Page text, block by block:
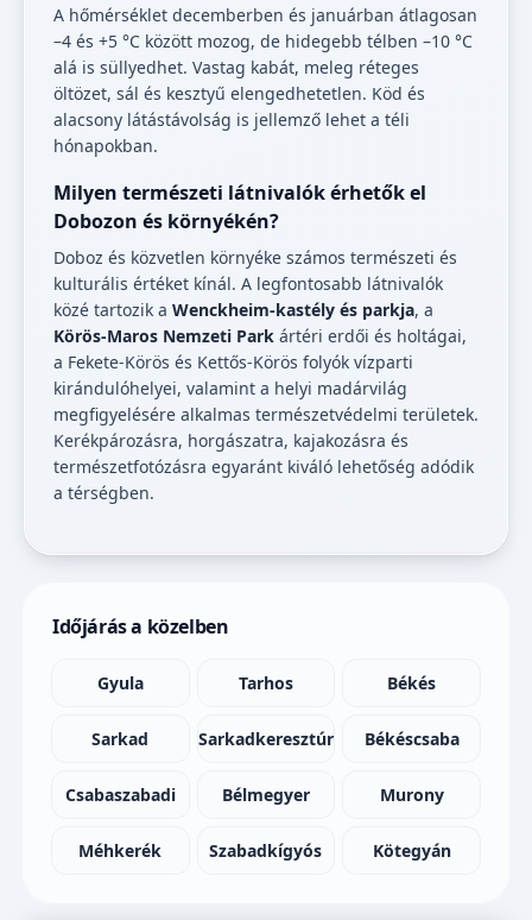
A hőmérséklet decemberben és januárban átlagosan
–4 és +5 °C között mozog, de hidegebb télben –10 °C
alá is süllyedhet. Vastag kabát, meleg réteges
öltözet, sál és kesztyű elengedhetetlen. Köd és
alacsony látástávolság is jellemző lehet a téli
hónapokban.
Milyen természeti látnivalók érhetők el
Dobozon és környékén?
Doboz és közvetlen környéke számos természeti és
kulturális értéket kínál. A legfontosabb látnivalók
közé tartozik a Wenckheim-kastély és parkja, a
Körös-Maros Nemzeti Park ártéri erdői és holtágai,
a Fekete-Körös és Kettős-Körös folyók vízparti
kirándulóhelyei, valamint a helyi madárvilág
megfigyelésére alkalmas természetvédelmi területek.
Kerékpározásra, horgászatra, kajakozásra és
természetfotózásra egyaránt kiváló lehetőség adódik
a térségben.
Időjárás a közelben
Gyula Tarhos Békés
Sarkad Sarkadkeresztúr Békéscsaba
Csabaszabadi Bélmegyer Murony
Méhkerék Szabadkígyós Kötegyán